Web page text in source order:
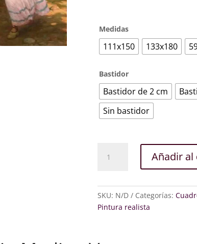
Medidas
111x150 133x180
Bastidor
Bastidor de 2 cm
Sin bastidor
cantidad
Añadir al
SKU: N/D Categorías:
Pintura realista